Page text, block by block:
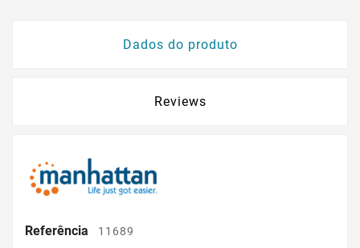
Dados do produto
Reviews
Referência 11689